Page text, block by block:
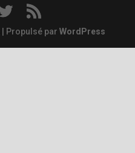
| Propulsé parWordPress